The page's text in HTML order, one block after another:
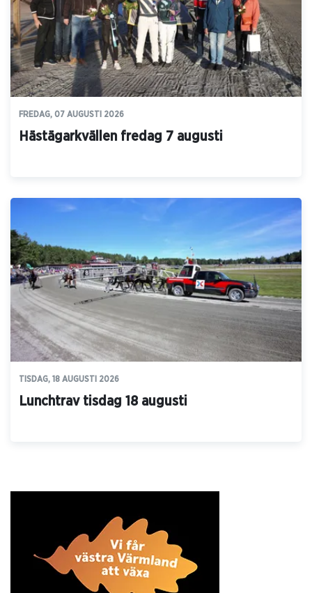
FREDAG, 07 AUGUSTI 2026
Hästägarkvällen fredag 7 augusti
TISDAG, 18 AUGUSTI 2026
Lunchtrav tisdag 18 augusti